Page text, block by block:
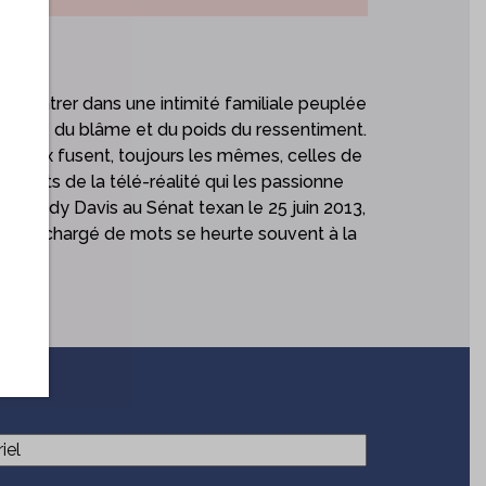
fait entrer dans une intimité familiale peuplée
du blâme et du poids du ressentiment.
voix fusent, toujours les mêmes, celles de
de la télé-réalité qui les passionne
Davis au Sénat texan le 25 juin 2013,
chargé de mots se heurte souvent à la
(Nécessaire)